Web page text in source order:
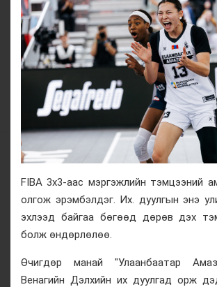
FIBA 3x3-аас мэргэжлийн тэмцээний
олгож эрэмбэлдэг. Их. дуулгын энэ
эхлээд байгаа бөгөөд дөрөв дэх
болж өндөрлөлөө.
Өчигдөр манай "Улаанбаатар
Венагийн Дэлхийн их дуулгад орж